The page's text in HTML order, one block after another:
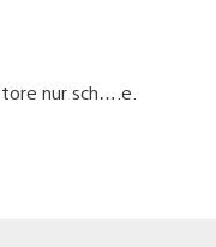
nur sch….e.